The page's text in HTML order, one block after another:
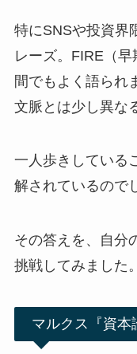
特にSNSや投資界
レーズ。FIRE（
間でもよく語られ
文脈とは少し異な
一人歩きしている
解されているので
その答えを、自分
挑戦してみました。
マルクス『資本